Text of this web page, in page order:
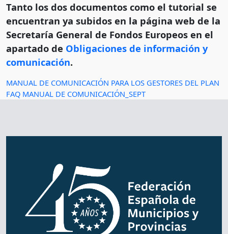
Tanto los dos documentos como el tutorial se
encuentran ya subidos en la página web de la
Secretaría General de Fondos Europeos en el
apartado de Obligaciones de información y
comunicación.
MANUAL DE COMUNICACIÓN PARA LOS GESTORES DEL PLAN
FAQ MANUAL DE COMUNICACIÓN_SEPT